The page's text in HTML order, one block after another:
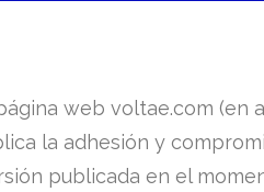
web voltae.com (en
la adhesión y
publicada en el